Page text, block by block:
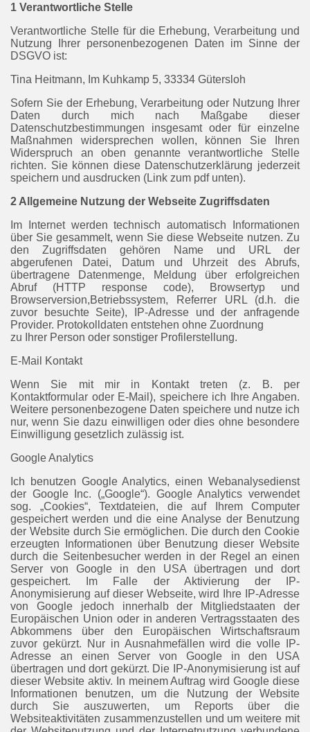
1 Verantwortliche Stelle
Verantwortliche Stelle für die Erhebung, Verarbeitung und
Nutzung Ihrer personenbezogenen Daten im Sinne der
DSGVO ist:
Tina Heitmann, Im Kuhkamp 5, 33334 Gütersloh
Sofern Sie der Erhebung, Verarbeitung oder Nutzung Ihrer
Daten durch mich nach Maßgabe dieser
Datenschutzbestimmungen insgesamt oder für einzelne
Maßnahmen widersprechen wollen, können Sie Ihren
Widerspruch an oben genannte verantwortliche Stelle
richten. Sie können diese Datenschutzerklärung jederzeit
speichern und ausdrucken (Link zum pdf unten).
2 Allgemeine Nutzung der Webseite Zugriffsdaten
Im Internet werden technisch automatisch Informationen
über Sie gesammelt, wenn Sie diese Webseite nutzen. Zu
den Zugriffsdaten gehören Name und URL der
abgerufenen Datei, Datum und Uhrzeit des Abrufs,
übertragene Datenmenge, Meldung über erfolgreichen
Abruf (HTTP response code), Browsertyp und
Browserversion,Betriebssystem, Referrer URL (d.h. die
zuvor besuchte Seite), IP-Adresse und der anfragende
Provider. Protokolldaten entstehen ohne Zuordnung
zu Ihrer Person oder sonstiger Profilerstellung.
E-Mail Kontakt
Wenn Sie mit mir in Kontakt treten (z. B. per
Kontaktformular oder E-Mail), speichere ich Ihre Angaben.
Weitere personenbezogene Daten speichere und nutze ich
nur, wenn Sie dazu einwilligen oder dies ohne besondere
Einwilligung gesetzlich zulässig ist.
Google Analytics
Ich benutzen Google Analytics, einen Webanalysedienst
der Google Inc.
(„Google“). Google Analytics verwendet
sog. „Cookies“, Textdateien, die auf Ihrem Computer
gespeichert werden und die eine Analyse der Benutzung
der Website durch Sie ermöglichen. Die durch den Cookie
erzeugten Informationen über Benutzung dieser Website
durch die Seitenbesucher werden in der Regel an einen
Server von Google in den USA übertragen und dort
gespeichert. Im Falle der Aktivierung der IP-
Anonymisierung auf dieser Webseite, wird Ihre IP-Adresse
von Google jedoch innerhalb der Mitgliedstaaten der
Europäischen Union oder in anderen Vertragsstaaten des
Abkommens über den Europäischen Wirtschaftsraum
zuvor gekürzt. Nur in Ausnahmefällen wird die volle IP-
Adresse an einen Server von Google in den USA
übertragen und dort gekürzt. Die IP-Anonymisierung ist auf
dieser Website aktiv. In meinem Auftrag wird Google diese
Informationen benutzen, um die Nutzung der Website
durch Sie auszuwerten, um Reports über die
Websiteaktivitäten zusammenzustellen und um weitere mit